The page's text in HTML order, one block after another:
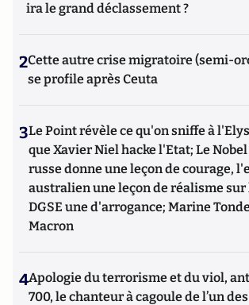
ira le grand déclassement ?
2Cette autre crise migratoire (semi-
se profile après Ceuta
3Le Point révèle ce qu'on sniffe à
que Xavier Niel hacke l'Etat; Le
russe donne une leçon de courage,
australien une leçon de réalisme sur
DGSE une d'arrogance; Marine
Macron
4Apologie du terrorisme et du viol,
700, le chanteur à cagoule de l’un